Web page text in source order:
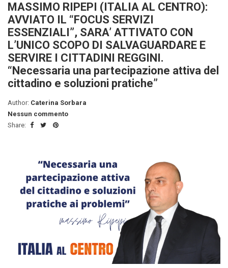
MASSIMO RIPEPI (ITALIA AL CENTRO):
AVVIATO IL “FOCUS SERVIZI
ESSENZIALI”, SARA’ ATTIVATO CON
L’UNICO SCOPO DI SALVAGUARDARE E
SERVIRE I CITTADINI REGGINI.
“Necessaria una partecipazione attiva del
cittadino e soluzioni pratiche”
Author: Caterina Sorbara
Nessun commento
Share: